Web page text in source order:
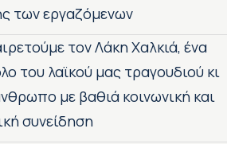
των εργαζόμενων
τον Λάκη Χαλκιά, ένα
του λαϊκού μας τραγουδιού κι
με βαθιά κοινωνική και
συνείδηση